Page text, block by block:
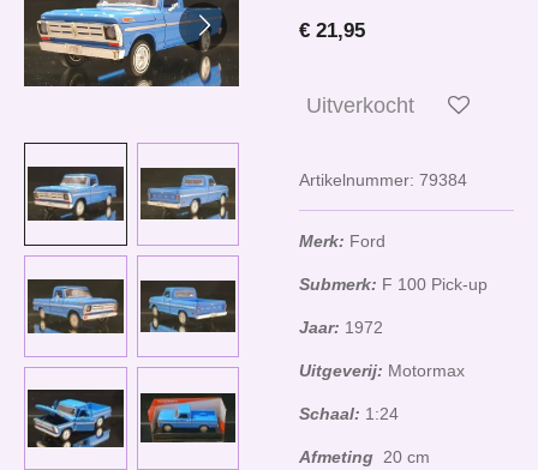
€ 21,95
Uitverkocht
Artikelnummer: 79384
Merk: Ford
Submerk: F 100 Pick-up
Jaar: 1972
Uitgeverij: Motormax
Schaal: 1:24
Afmeting 20 cm